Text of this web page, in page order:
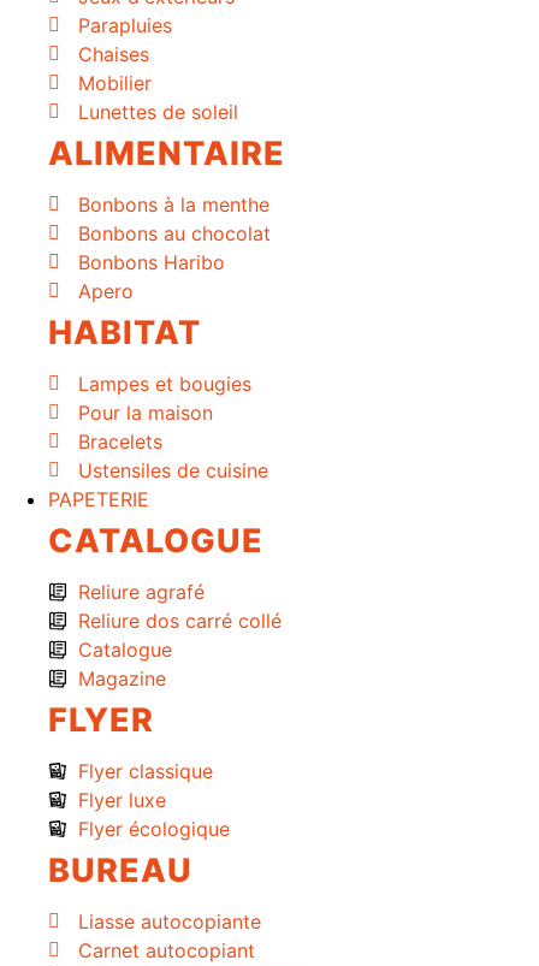
Parapluies
Chaises
Mobilier
Lunettes de soleil
ALIMENTAIRE
Bonbons à la menthe
Bonbons au chocolat
Bonbons Haribo
Apero
HABITAT
Lampes et bougies
Pour la maison
Bracelets
Ustensiles de cuisine
PAPETERIE
CATALOGUE
Reliure agrafé
Reliure dos carré collé
Catalogue
Magazine
FLYER
Flyer classique
Flyer luxe
Flyer écologique
BUREAU
Liasse autocopiante
Carnet autocopiant